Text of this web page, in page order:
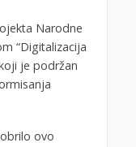
Narodne
“Digitalizacija
je podržan
ovo